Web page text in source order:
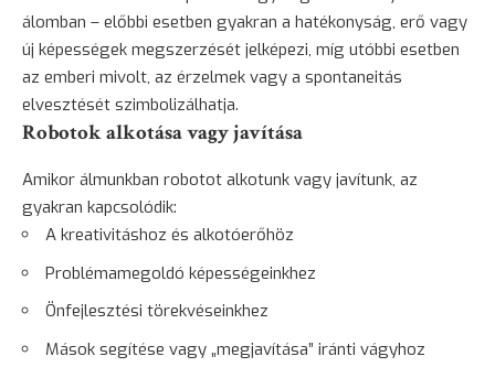
álomban – előbbi esetben gyakran a hatékonyság, erő vagy
új képességek megszerzését jelképezi, míg utóbbi esetben
az emberi mivolt, az érzelmek vagy a spontaneitás
elvesztését szimbolizálhatja.
Robotok alkotása vagy javítása
Amikor álmunkban robotot alkotunk vagy javítunk, az
gyakran kapcsolódik:
A kreativitáshoz és alkotóerőhöz
Problémamegoldó képességeinkhez
Önfejlesztési törekvéseinkhez
Mások segítése vagy „megjavítása” iránti vágyhoz